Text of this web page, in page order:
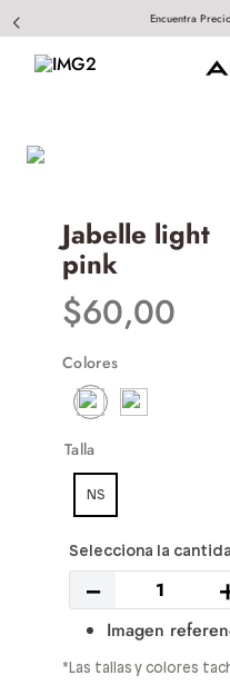
Encuentra
Jabelle light
pink
$60,00
Colores
Talla
NS
－
Imagen
*Las tallas y colores